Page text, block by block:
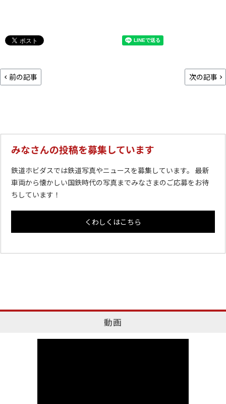
前の記事 次の記事
みなさんの投稿を募集しています
鉄道ホビダスでは鉄道写真やニュースを募集しています。 最新
車両から懐かしい国鉄時代の写真までみなさまのご応募をお待
ちしています！
くわしくはこちら
動画